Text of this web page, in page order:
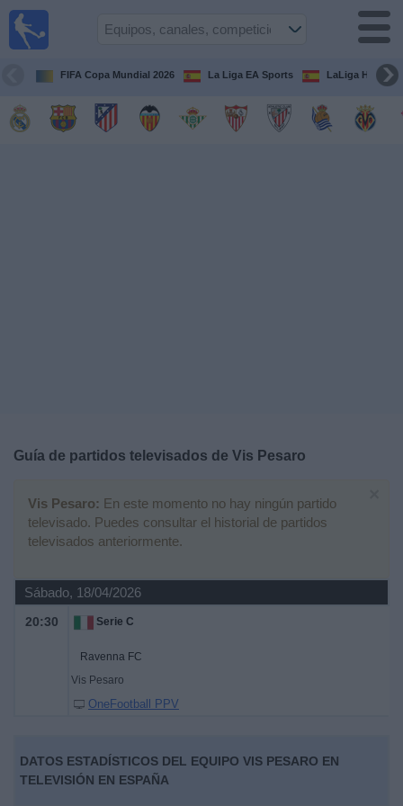
FIFA Copa Mundial 2026 La Liga EA Sports LaLiga
Guía de partidos televisados de Vis Pesaro
Vis Pesaro: En este momento no hay ningún partido
televisado. Puedes consultar el historial de partidos
televisados anteriormente.
Sábado, 18/04/2026
20:30 Serie C
Ravenna FC
Vis Pesaro
OneFootball PPV
DATOS ESTADÍSTICOS DEL EQUIPO VIS PESARO EN
TELEVISIÓN EN ESPAÑA
Guía de
Televisados
Noticias
Widget